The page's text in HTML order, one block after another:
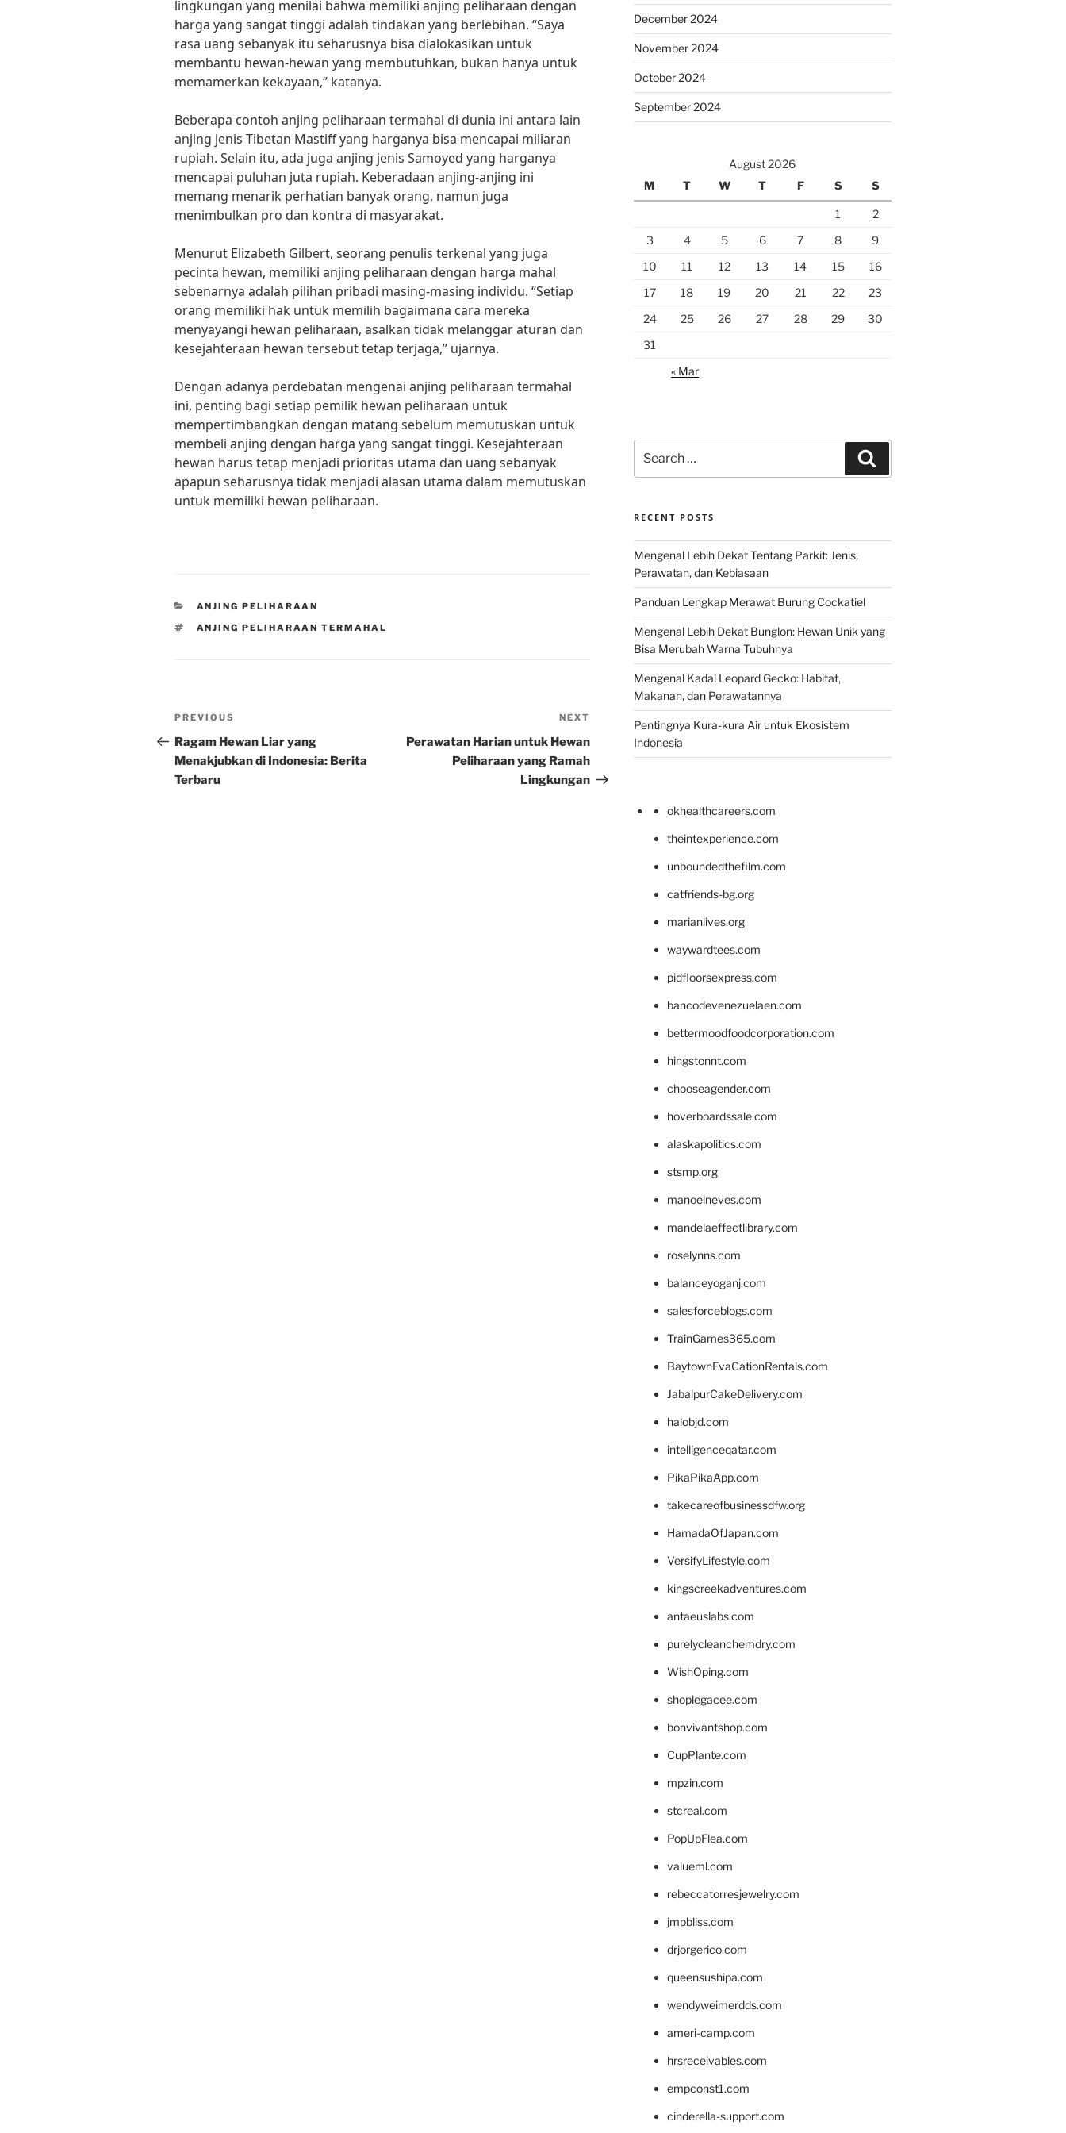
lingkungan yang menilai bahwa memiliki anjing peliharaan dengan
harga yang sangat tinggi adalah tindakan yang berlebihan. “Saya
rasa uang sebanyak itu seharusnya bisa dialokasikan untuk
membantu hewan-hewan yang membutuhkan, bukan hanya untuk
memamerkan kekayaan,” katanya.
Beberapa contoh anjing peliharaan termahal di dunia ini antara lain
anjing jenis Tibetan Mastiff yang harganya bisa mencapai miliaran
rupiah. Selain itu, ada juga anjing jenis Samoyed yang harganya
mencapai puluhan juta rupiah. Keberadaan anjing-anjing ini
memang menarik perhatian banyak orang, namun juga
menimbulkan pro dan kontra di masyarakat.
Menurut Elizabeth Gilbert, seorang penulis terkenal yang juga
pecinta hewan, memiliki anjing peliharaan dengan harga mahal
sebenarnya adalah pilihan pribadi masing-masing individu. “Setiap
orang memiliki hak untuk memilih bagaimana cara mereka
menyayangi hewan peliharaan, asalkan tidak melanggar aturan dan
kesejahteraan hewan tersebut tetap terjaga,” ujarnya.
Dengan adanya perdebatan mengenai anjing peliharaan termahal
ini, penting bagi setiap pemilik hewan peliharaan untuk
mempertimbangkan dengan matang sebelum memutuskan untuk
membeli anjing dengan harga yang sangat tinggi. Kesejahteraan
hewan harus tetap menjadi prioritas utama dan uang sebanyak
apapun seharusnya tidak menjadi alasan utama dalam memutuskan
untuk memiliki hewan peliharaan.
CATEGORIES
ANJING PELIHARAAN
TAGS
ANJING PELIHARAAN TERMAHAL
Post
navigation
Previous
Post
PREVIOUS
Ragam Hewan Liar yang
Menakjubkan di Indonesia: Berita
Terbaru
Post
NEXT
Perawatan Harian untuk Hewan
Peliharaan yang Ramah
Lingkungan
December 2024
November 2024
October 2024
September 2024
August 2026
M
T W T F S S
1
2
3
4 5 6 7 8
9
10
11 12 13 14 15
16
17
18 19 20 21 22
23
24
25 26 27 28 29
30
31
« Mar
for:
RECENT POSTS
Mengenal Lebih Dekat Tentang Parkit: Jenis,
Perawatan, dan Kebiasaan
Panduan Lengkap Merawat Burung Cockatiel
Mengenal Lebih Dekat Bunglon: Hewan Unik yang
Bisa Merubah Warna Tubuhnya
Mengenal Kadal Leopard Gecko: Habitat,
Makanan, dan Perawatannya
Pentingnya Kura-kura Air untuk Ekosistem
Indonesia
okhealthcareers.com
theintexperience.com
unboundedthefilm.com
catfriends-bg.org
marianlives.org
waywardtees.com
pidfloorsexpress.com
bancodevenezuelaen.com
bettermoodfoodcorporation.com
hingstonnt.com
chooseagender.com
hoverboardssale.com
alaskapolitics.com
stsmp.org
manoelneves.com
mandelaeffectlibrary.com
roselynns.com
balanceyoganj.com
salesforceblogs.com
TrainGames365.com
BaytownEvaCationRentals.com
JabalpurCakeDelivery.com
halobjd.com
intelligenceqatar.com
PikaPikaApp.com
takecareofbusinessdfw.org
HamadaOfJapan.com
VersifyLifestyle.com
kingscreekadventures.com
antaeuslabs.com
purelycleanchemdry.com
WishOping.com
shoplegacee.com
bonvivantshop.com
CupPlante.com
mpzin.com
stcreal.com
PopUpFlea.com
valueml.com
rebeccatorresjewelry.com
jmpbliss.com
drjorgerico.com
queensushipa.com
wendyweimerdds.com
ameri-camp.com
hrsreceivables.com
empconst1.com
cinderella-support.com